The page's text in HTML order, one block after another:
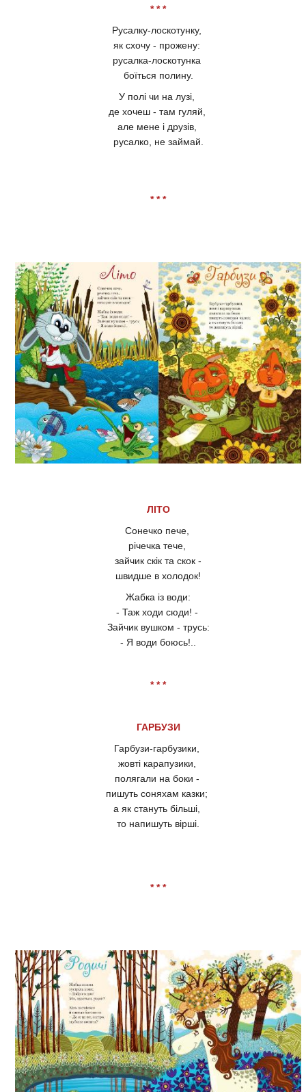
* * *
Русалку-лоскотунку,
як схочу - прожену:
русалка-лоскотунка
боїться полину.
У полі чи на лузі,
де хочеш - там гуляй,
але мене і друзів,
русалко, не займай.
* * *
ЛІТО
Сонечко пече,
річечка тече,
зайчик скік та скок -
швидше в холодок!
Жабка із води:
- Таж ходи сюди! -
Зайчик вушком - трусь:
- Я води боюсь!..
* * *
ГАРБУЗИ
Гарбузи-гарбузики,
жовті карапузики,
полягали на боки -
пишуть соняхам казки;
а як стануть більші,
то напишуть вірші.
* * *